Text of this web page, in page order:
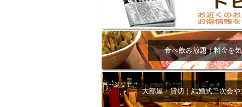
アサヒスーパードライ
大部屋50名以上～
オ
ハッピーアワー
アグ
飲み放題付きコース3000
キリン一番搾り
エビ
アレルギー対応可能
ダイエット中におススメ
ソファー
激辛料理
食べ飲み放題｜料金を
大部屋・貸切｜結婚式二次会